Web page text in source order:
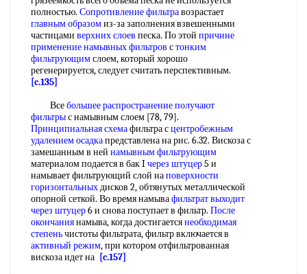
полностью. Сопротивление фильтравозрастает
главным образомиз-за заполнения взвешенными
частицами верхних слоев песка. По этой причине
применениенамывных фильтров стонким
фильтрующимслоем, который хорошо
регенерируется, следует считать перспективным.
[c.135]
Всебольшее распространениеполучают
фильтрыс намывным слоем [78, 79].
Принципиальная схемафильтра сцентробежным
удалением осадкапредставлена на рис. 6.32. Вискоза с
замешанным в ней намывным фильтрующим
материалом подается в бак Iчерез штуцер5 и
намывает фильтрующий слой наповерхности
горизонтальныхдисков 2, обтянутых металлической
опорной сеткой. Во время намывафильтрат выходит
через штуцер6 и снова поступает в фильтр. После
окончаниянамыва, когда достигаетсянеобходимая
степеньчистоты фильтрата, фильтр включается в
активный режим, при котором отфильтрованная
вискоза идет на [c.157]